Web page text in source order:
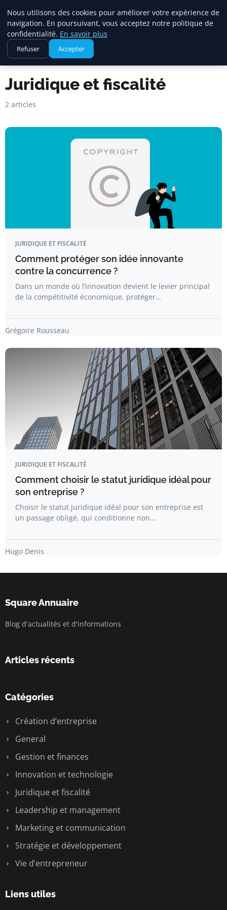
Square Annuaire
Accueil Juridique et fiscalité
Juridique et fiscalité
2 articles
JURIDIQUE ET FISCALITÉ
Comment protéger son idée innovante
contre la concurrence ?
Dans un monde où l’innovation devient le levier principal
de la compétitivité économique, protéger…
Grégoire Rousseau
JURIDIQUE ET FISCALITÉ
Comment choisir le statut juridique idéal pour
son entreprise ?
Choisir le statut juridique idéal pour son entreprise est
un passage obligé, qui conditionne non…
Hugo Denis
Square Annuaire
Blog d'actualités et d'informations
Articles récents
Catégories
Création d’entreprise
General
Gestion et finances
Innovation et technologie
Juridique et fiscalité
Leadership et management
Marketing et communication
Stratégie et développement
Vie d’entrepreneur
Liens utiles
Nous utilisons des cookies pour améliorer votre expérience de
navigation. En poursuivant, vous acceptez notre politique de
confidentialité. En savoir plus
Refuser Accepter